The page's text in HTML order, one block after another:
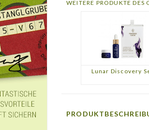
WEITERE PRODUKTE DES
Lunar Discovery